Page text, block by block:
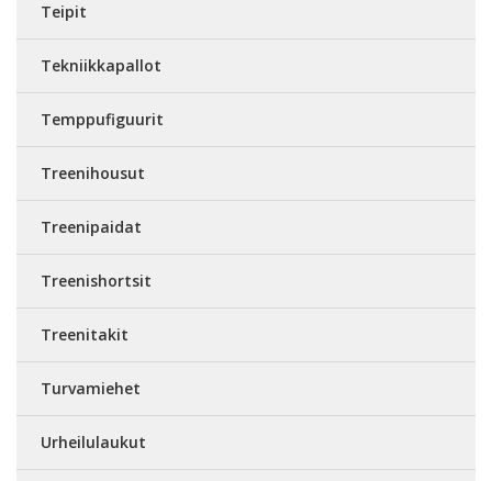
Teipit
Tekniikkapallot
Temppufiguurit
Treenihousut
Treenipaidat
Treenishortsit
Treenitakit
Turvamiehet
Urheilulaukut